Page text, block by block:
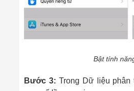
Bật tính
Bước 3: Trong Dữ liệu phân